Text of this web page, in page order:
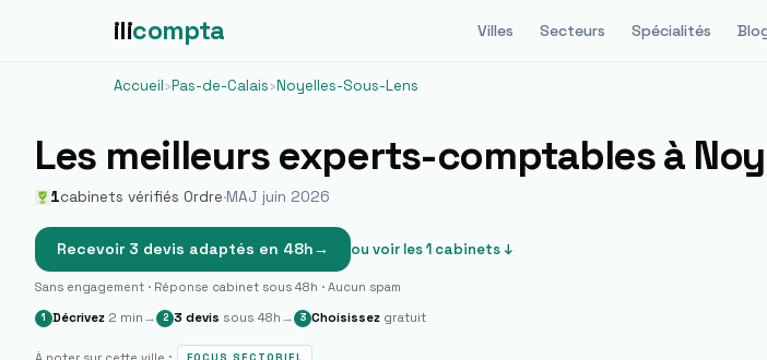
ilicompta Villes Secteurs Spécialités
Accueil›Pas-de-Calais›Noyelles-Sous-Lens
Les meilleurs experts-comptables à
1cabinets vérifiés Ordre·MAJ juin 2026
Recevoir 3 devis adaptés en 48h→ ou voir les1 cabinets ↓
Sans engagement · Réponse cabinet sous 48h · Aucun spam
1 Décrivez 2 min → 2 3 devis sous 48h → 3 Choisissez gratuit